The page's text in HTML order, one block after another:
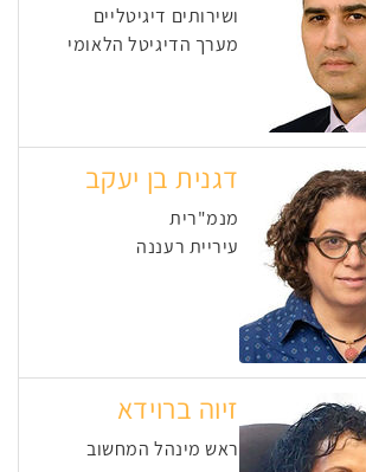
ושירותים דיגיטליים
מערך הדיגיטל הלאומי
דגנית בן יעקב
מנמ"רית
עיריית רעננה
זיוה ברוידא
ראש מינהל המחשוב